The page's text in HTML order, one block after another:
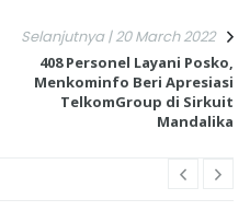
Selanjutnya | 20 March 2022
408 Personel Layani Posko,
Menkominfo Beri Apresiasi
TelkomGroup di Sirkuit
Mandalika